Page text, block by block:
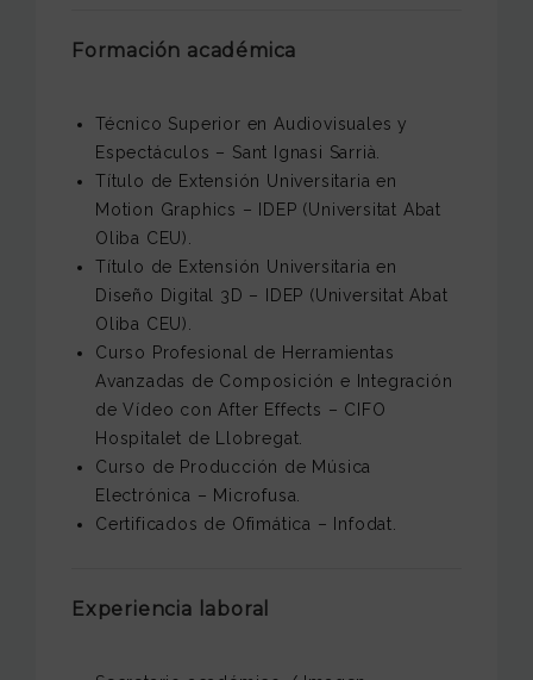
Formación académica
Técnico Superior en Audiovisuales y
Espectáculos – Sant Ignasi Sarrià.
Título de Extensión Universitaria en
Motion Graphics – IDEP (Universitat Abat
Oliba CEU).
Título de Extensión Universitaria en
Diseño Digital 3D – IDEP (Universitat Abat
Oliba CEU).
Curso Profesional de Herramientas
Avanzadas de Composición e Integración
de Vídeo con After Effects – CIFO
Hospitalet de Llobregat.
Curso de Producción de Música
Electrónica – Microfusa.
Certificados de Ofimática – Infodat.
Experiencia laboral